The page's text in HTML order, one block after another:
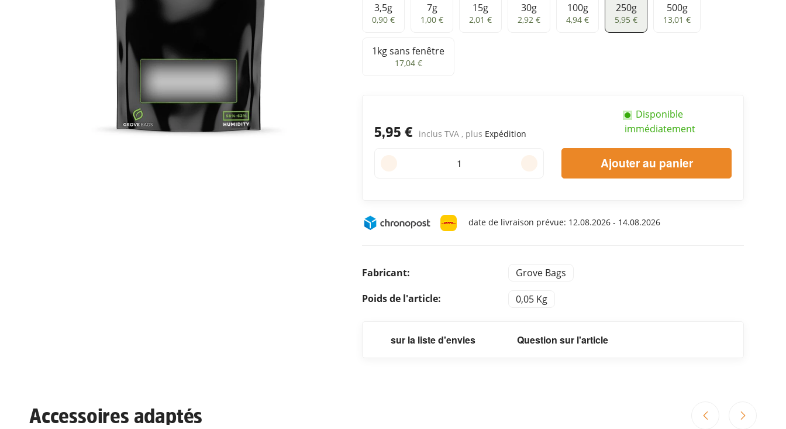
3,5g
3,5g
0,90 €
7g
7g
1,00 €
15g
15g
2,01 €
30g
30g
2,92 €
100g
100g
4,94 €
250g
250g
5,95 €
500g
500g
13,01 €
1kg sans fenêtre
1kg sans fenêtre
17,04 €
5,95 € inclus TVA , plus Expédition
Disponible
immédiatement
Ajouter au panier
date de livraison prévue: 12.08.2026 - 14.08.2026
Fabricant:
Grove Bags
Poids de l'article:
0,05 Kg
sur la liste d'envies Question sur l'article
Accessoires adaptés